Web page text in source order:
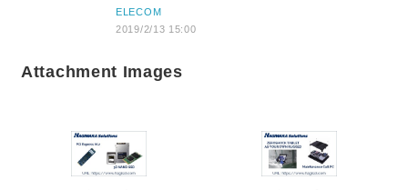
ELECOM
2019/2/13 15:00
Attachment Images